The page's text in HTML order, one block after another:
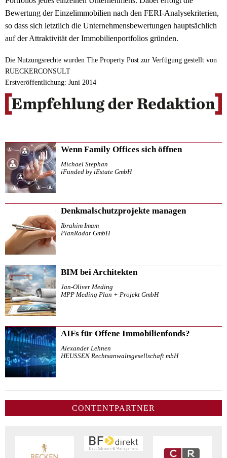
Bewertung der Einzelimmobilien nach den FERI-Analysekriterien,
so dass sich letztlich die Unternehmensbewertungen hauptsächlich
auf der Attraktivität der Immobilienportfolios gründen.
Die Nutzungsrechte wurden The Property Post zur Verfügung gestellt von
RUECKERCONSULT
Erstveröffentlichung: Juni 2014
Wenn Family Offices sich öffnen
Michael Stephan
iFunded by iEstate GmbH
Denkmalschutzprojekte managen
Ibrahim Imam
PlanRadar GmbH
BIM bei Architekten
Jan-Oliver Meding
MPP Meding Plan + Projekt GmbH
AIFs für Offene Immobilienfonds?
Alexander Lehnen
HEUSSEN Rechtsanwaltsgesellschaft mbH
CONTENTPARTNER